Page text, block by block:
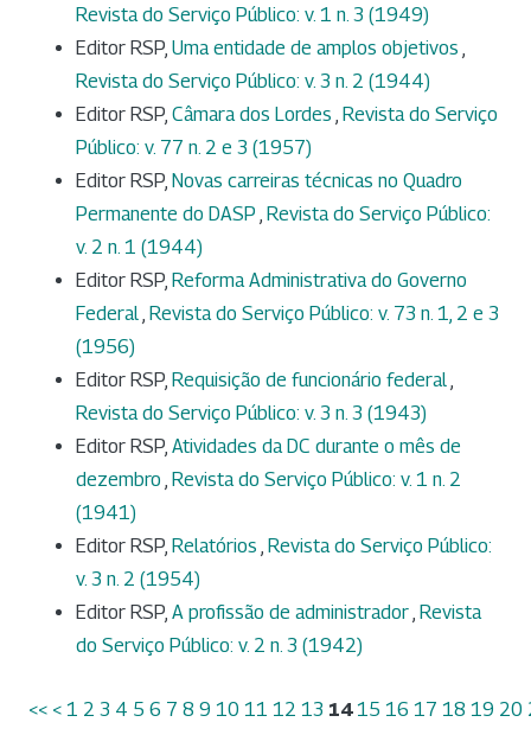
Revista do Serviço Público: v. 1 n. 3 (1949)
Editor RSP, Uma entidade de amplos objetivos ,
Revista do Serviço Público: v. 3 n. 2 (1944)
Editor RSP, Câmara dos Lordes , Revista do Serviço
Público: v. 77 n. 2 e 3 (1957)
Editor RSP, Novas carreiras técnicas no Quadro
Permanente do DASP , Revista do Serviço Público:
v. 2 n. 1 (1944)
Editor RSP, Reforma Administrativa do Governo
Federal, Revista do Serviço Público: v. 73 n. 1, 2 e 3
(1956)
Editor RSP, Requisição de funcionário federal,
Revista do Serviço Público: v. 3 n. 3 (1943)
Editor RSP, Atividades da DC durante o mês de
dezembro , Revista do Serviço Público: v. 1 n. 2
(1941)
Editor RSP, Relatórios , Revista do Serviço Público:
v. 3 n. 2 (1954)
Editor RSP, A profissão de administrador, Revista
do Serviço Público: v. 2 n. 3 (1942)
<< < 1 2 3 4 5 6 7 8 9 10 11 12 13 14 15 16 17 18 19 20